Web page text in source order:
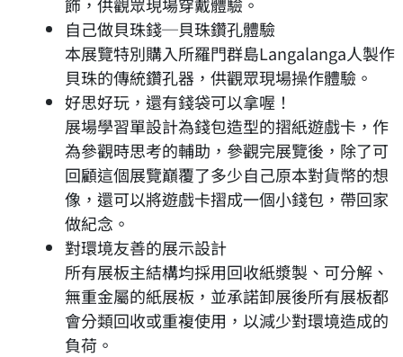
自己做貝珠錢─貝珠鑽孔體驗
本展覽特別購入所羅門群島Langalanga人製作
貝珠的傳統鑽孔器，供觀眾現場操作體驗。
好思好玩，還有錢袋可以拿喔！
展場學習單設計為錢包造型的摺紙遊戲卡，作
為參觀時思考的輔助，參觀完展覽後，除了可
回顧這個展覽巔覆了多少自己原本對貨幣的想
像，還可以將遊戲卡摺成一個小錢包，帶回家
做紀念。
對環境友善的展示設計
所有展板主結構均採用回收紙漿製、可分解、
無重金屬的紙展板，並承諾卸展後所有展板都
會分類回收或重複使用，以減少對環境造成的
負荷。